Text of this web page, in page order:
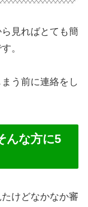
見ればとても簡
。
う前に連絡をし
んな方に5
けどなかなか審